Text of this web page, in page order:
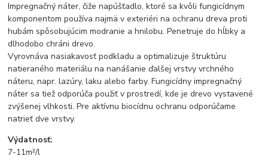
Impregnačný náter, čiže napúšťadlo, ktoré sa kvôli fungicídnym
komponentom používa najmä v exteriéri na ochranu dreva proti
hubám spôsobujúcim modranie a hnilobu. Penetruje do hĺbky a
dlhodobo chráni drevo.
Vyrovnáva nasiakavosť podkladu a optimalizuje štruktúru
natieraného materiálu na nanášanie ďalšej vrstvy vrchného
náteru, napr. lazúry, laku alebo farby. Fungicídny impregnačný
náter sa tiež odporúča použiť v prostredí, kde je drevo vystavené
zvýšenej vlhkosti. Pre aktívnu biocídnu ochranu odporúčame
natrieť dve vrstvy.
Výdatnosť:
7-11m²/l